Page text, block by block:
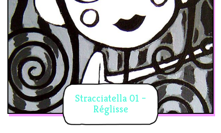
Stracciatella 01 –
Réglisse